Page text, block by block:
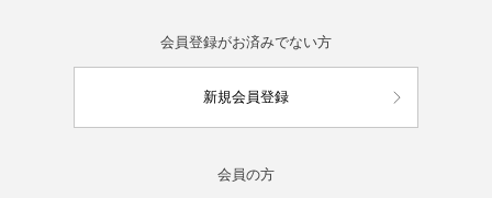
会員登録がお済みでない方
新規会員登録
会員の方